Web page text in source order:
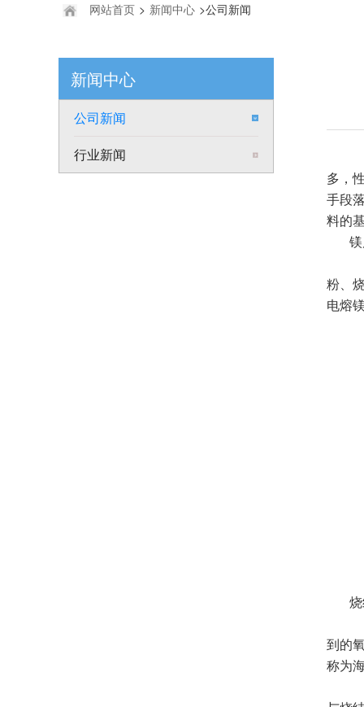
网站首页 > 新闻中心 >公司新闻
新闻中心
公司新闻
行业新闻
多，
手段
料的
粉、
电熔
到的
称为